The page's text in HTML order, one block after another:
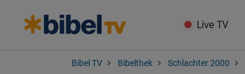
Live TV
Bibel TV Bibelthek Schlachter 2000